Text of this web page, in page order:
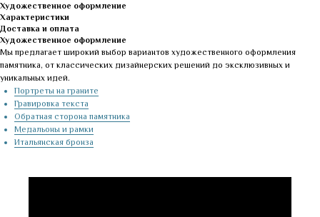
Художественное оформление
Характеристики
Доставка и оплата
Художественное оформление
Мы предлагает широкий выбор вариантов художественного оформления
памятника, от классических дизайнерских решений до эксклюзивных и
уникальных идей.
Портреты на граните
Гравировка текста
Обратная сторона памятника
Медальоны и рамки
Итальянская бронза